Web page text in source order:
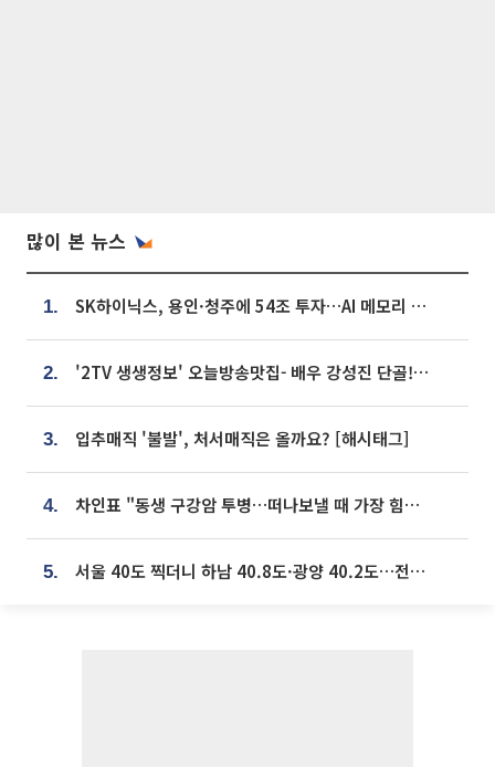
많이 본 뉴스
1. SK하이닉스, 용인·청주에 54조 투자…AI 메모리 생산기지 키운다
2. '2TV 생생정보' 오늘방송맛집- 배우 강성진 단골! 쌀국수ㆍ푸팟퐁 커리 맛집 '블○○○'
3. 입추매직 '불발', 처서매직은 올까요? [해시태그]
4. 차인표 "동생 구강암 투병…떠나보낼 때 가장 힘들었다”
5. 서울 40도 찍더니 하남 40.8도·광양 40.2도…전국 '펄펄'